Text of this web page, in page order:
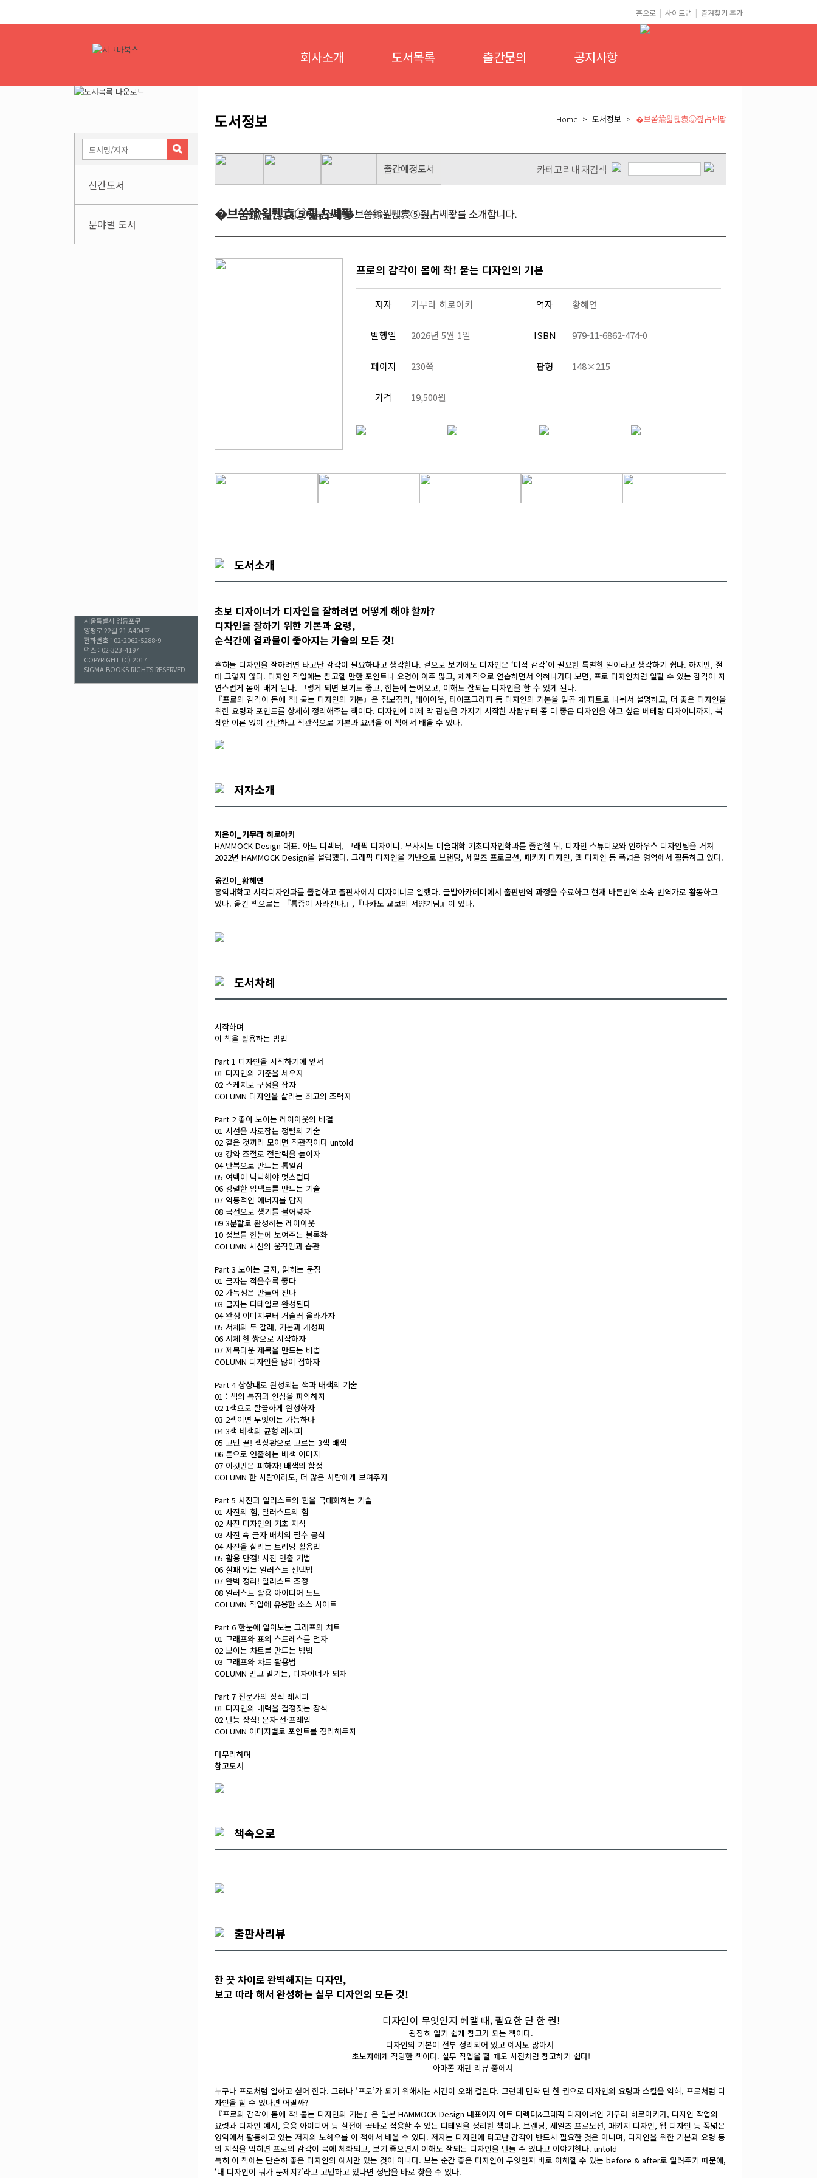
홈으로 | 사이트맵 | 즐겨찾기 추가
회사소개 도서목록 출간문의 공지사항
신간도서
분야별 도서
서울특별시 영등포구
양평로 22길 21 A404호
전화번호 : 02-2062-5288-9
팩스 : 02-323-4197
COPYRIGHT (C) 2017
SIGMA BOOKS RIGHTS RESERVED
도서정보 Home > 도서정보 > �브쑴鍮욆퉪袁⑤즲占쎄퐣
카테고리내 재검색
�브쑴鍮욆퉪袁⑤즲占쎄퐣시그마북스의 �브쑴鍮욆퉪袁⑤즲占쎄퐣를 소개합니다.
프로의 감각이 몸에 착! 붙는 디자인의 기본
저자 기무라 히로아키 역자 황혜연
발행일 2026년 5월 1일 ISBN 979-11-6862-474-0
페이지 230쪽 판형 148×215
가격 19,500원
도서소개
초보 디자이너가 디자인을 잘하려면 어떻게 해야 할까?
디자인을 잘하기 위한 기본과 요령,
순식간에 결과물이 좋아지는 기술의 모든 것!
흔히들 디자인을 잘하려면 타고난 감각이 필요하다고 생각한다. 겉으로 보기에도 디자인은 ‘미적 감각’이 필요한 특별한 일이라고 생각하기 쉽다. 하지만, 절
대 그렇지 않다. 디자인 작업에는 참고할 만한 포인트나 요령이 아주 많고, 체계적으로 연습하면서 익혀나가다 보면, 프로 디자인처럼 일할 수 있는 감각이 자
연스럽게 몸에 배게 된다. 그렇게 되면 보기도 좋고, 한눈에 들어오고, 이해도 잘되는 디자인을 할 수 있게 된다.
『프로의 감각이 몸에 착! 붙는 디자인의 기본』은 정보정리, 레이아웃, 타이포그라피 등 디자인의 기본을 일곱 개 파트로 나눠서 설명하고, 더 좋은 디자인을
위한 요령과 포인트를 상세히 정리해주는 책이다. 디자인에 이제 막 관심을 가지기 시작한 사람부터 좀 더 좋은 디자인을 하고 싶은 베테랑 디자이너까지, 복
잡한 이론 없이 간단하고 직관적으로 기본과 요령을 이 책에서 배울 수 있다.
저자소개
지은이_기무라 히로아키
HAMMOCK Design 대표. 아트 디렉터, 그래픽 디자이너. 무사시노 미술대학 기초디자인학과를 졸업한 뒤, 디자인 스튜디오와 인하우스 디자인팀을 거쳐
2022년 HAMMOCK Design을 설립했다. 그래픽 디자인을 기반으로 브랜딩, 세일즈 프로모션, 패키지 디자인, 웹 디자인 등 폭넓은 영역에서 활동하고 있다.
옮긴이_황혜연
홍익대학교 시각디자인과를 졸업하고 출판사에서 디자이너로 일했다. 글밥아카데미에서 출판번역 과정을 수료하고 현재 바른번역 소속 번역가로 활동하고
있다. 옮긴 책으로는 『통증이 사라진다』,『나카노 교코의 서양기담』이 있다.
도서차례
시작하며
이 책을 활용하는 방법
Part 1 디자인을 시작하기에 앞서
01 디자인의 기준을 세우자
02 스케치로 구성을 잡자
COLUMN 디자인을 살리는 최고의 조력자
Part 2 좋아 보이는 레이아웃의 비결
01 시선을 사로잡는 정렬의 기술
02 같은 것끼리 모이면 직관적이다 untold
03 강약 조절로 전달력을 높이자
04 반복으로 만드는 통일감
05 여백이 넉넉해야 멋스럽다
06 강렬한 임팩트를 만드는 기술
07 역동적인 에너지를 담자
08 곡선으로 생기를 불어넣자
09 3분할로 완성하는 레이아웃
10 정보를 한눈에 보여주는 블록화
COLUMN 시선의 움직임과 습관
Part 3 보이는 글자, 읽히는 문장
01 글자는 적을수록 좋다
02 가독성은 만들어 진다
03 글자는 디테일로 완성된다
04 완성 이미지부터 거슬러 올라가자
05 서체의 두 갈래, 기본과 개성파
06 서체 한 쌍으로 시작하자
07 제목다운 제목을 만드는 비법
COLUMN 디자인을 많이 접하자
Part 4 상상대로 완성되는 색과 배색의 기술
01 : 색의 특징과 인상을 파악하자
02 1색으로 깔끔하게 완성하자
03 2색이면 무엇이든 가능하다
04 3색 배색의 균형 레시피
05 고민 끝! 색상환으로 고르는 3색 배색
06 톤으로 연출하는 배색 이미지
07 이것만은 피하자! 배색의 함정
COLUMN 한 사람이라도, 더 많은 사람에게 보여주자
Part 5 사진과 일러스트의 힘을 극대화하는 기술
01 사진의 힘, 일러스트의 힘
02 사진 디자인의 기초 지식
03 사진 속 글자 배치의 필수 공식
04 사진을 살리는 트리밍 활용법
05 활용 만점! 사진 연출 기법
06 실패 없는 일러스트 선택법
07 완벽 정리! 일러스트 조정
08 일러스트 활용 아이디어 노트
COLUMN 작업에 유용한 소스 사이트
Part 6 한눈에 알아보는 그래프와 차트
01 그래프와 표의 스트레스를 덜자
02 보이는 차트를 만드는 방법
03 그래프와 차트 활용법
COLUMN 믿고 맡기는, 디자이너가 되자
Part 7 전문가의 장식 레시피
01 디자인의 매력을 결정짓는 장식
02 만능 장식! 문자·선·프레임
COLUMN 이미지별로 포인트를 정리해두자
마무리하며
참고도서
책속으로
출판사리뷰
한 끗 차이로 완벽해지는 디자인,
보고 따라 해서 완성하는 실무 디자인의 모든 것!
디자인이 무엇인지 헤맬 때, 필요한 단 한 권!
굉장히 알기 쉽게 참고가 되는 책이다.
디자인의 기본이 전부 정리되어 있고 예시도 많아서
초보자에게 적당한 책이다. 실무 작업을 할 때도 사전처럼 참고하기 쉽다!
_아마존 재팬 리뷰 중에서
누구나 프로처럼 일하고 싶어 한다. 그러나 ‘프로’가 되기 위해서는 시간이 오래 걸린다. 그런데 만약 단 한 권으로 디자인의 요령과 스킬을 익혀, 프로처럼 디
자인을 할 수 있다면 어떨까?
『프로의 감각이 몸에 착! 붙는 디자인의 기본』은 일본 HAMMOCK Design 대표이자 아트 디렉터&그래픽 디자이너인 기무라 히로아키가, 디자인 작업의
요령과 디자인 예시, 응용 아이디어 등 실전에 곧바로 적용할 수 있는 디테일을 정리한 책이다. 브랜딩, 세일즈 프로모션, 패키지 디자인, 웹 디자인 등 폭넓은
영역에서 활동하고 있는 저자의 노하우를 이 책에서 배울 수 있다. 저자는 디자인에 타고난 감각이 반드시 필요한 것은 아니며, 디자인을 위한 기본과 요령 등
의 지식을 익히면 프로의 감각이 몸에 체화되고, 보기 좋으면서 이해도 잘되는 디자인을 만들 수 있다고 이야기한다. untold
특히 이 책에는 단순히 좋은 디자인의 예시만 있는 것이 아니다. 보는 순간 좋은 디자인이 무엇인지 바로 이해할 수 있는 before & after로 알려주기 때문에,
‘내 디자인이 뭐가 문제지?’라고 고민하고 있다면 정답을 바로 찾을 수 있다.